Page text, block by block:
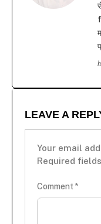
LEAVE A
Your email
Required
Comment *